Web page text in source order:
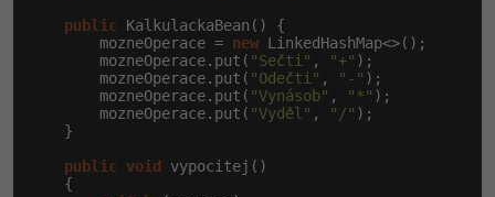
Kybernetická bezpečnost
Elektronický podpis
Windows
Ostatné
Fórum
public KalkulackaBean() {
        mozneOperace =
new LinkedHashMap<>();
        mozneOperace.put(
"Sečti" , "+" );
        mozneOperace.put(
"Odečti" , "-" );
        mozneOperace.put(
"Vynásob" , "*" );
        mozneOperace.put(
"Vyděl" , "/" );
    }
public
void
vypocitej()
    {